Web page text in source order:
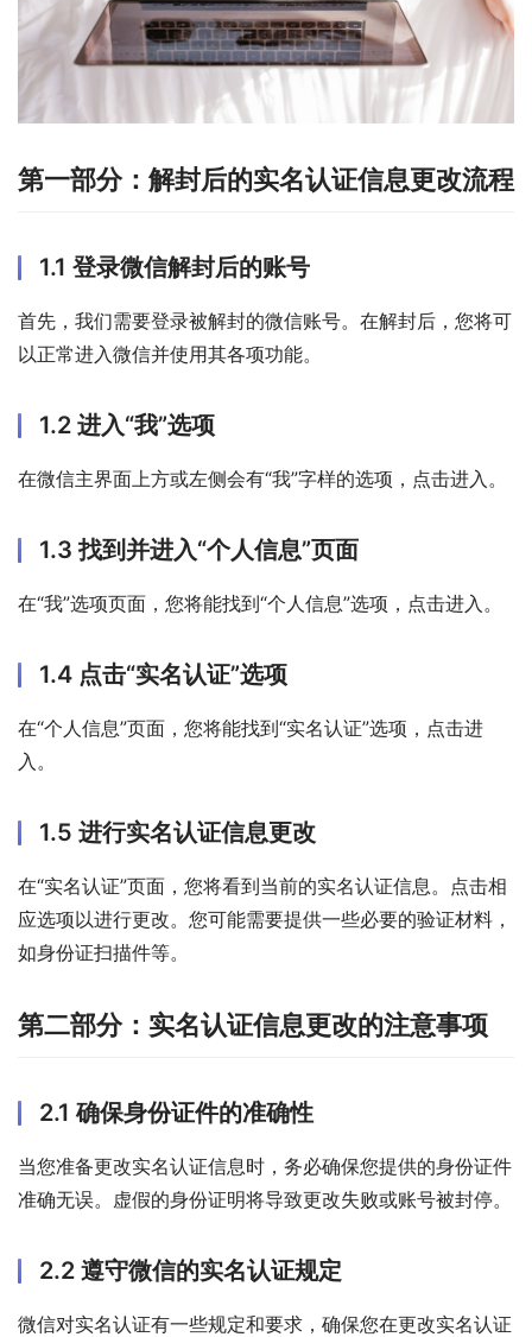
第一部分：解封后的实名认证信息更改流程
1.1 登录微信解封后的账号
首先，我们需要登录被解封的微信账号。在解封后，您将可
以正常进入微信并使用其各项功能。
1.2 进入“我”选项
在微信主界面上方或左侧会有“我”字样的选项，点击进入。
1.3 找到并进入“个人信息”页面
在“我”选项页面，您将能找到“个人信息”选项，点击进入。
1.4 点击“实名认证”选项
在“个人信息”页面，您将能找到“实名认证”选项，点击进
入。
1.5 进行实名认证信息更改
在“实名认证”页面，您将看到当前的实名认证信息。点击相
应选项以进行更改。您可能需要提供一些必要的验证材料，
如身份证扫描件等。
第二部分：实名认证信息更改的注意事项
2.1 确保身份证件的准确性
当您准备更改实名认证信息时，务必确保您提供的身份证件
准确无误。虚假的身份证明将导致更改失败或账号被封停。
2.2 遵守微信的实名认证规定
微信对实名认证有一些规定和要求，确保您在更改实名认证